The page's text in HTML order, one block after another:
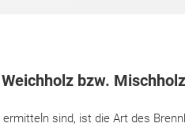
bzw. Mischholz
sind, ist die Art des